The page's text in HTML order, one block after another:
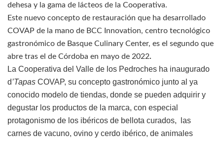
dehesa y la gama de lácteos de la Cooperativa.
Este nuevo concepto de restauración que ha desarrollado
COVAP de la mano de BCC Innovation, centro tecnológico
gastronómico de Basque Culinary Center, es el segundo que
abre tras el de Córdoba en mayo de 2022.
La Cooperativa del Valle de los Pedroches ha inaugurado
d’Tapas COVAP, su concepto gastronómico junto al ya
conocido modelo de tiendas, donde se pueden adquirir y
degustar los productos de la marca, con especial
protagonismo de los ibéricos de bellota curados, las
carnes de vacuno, ovino y cerdo ibérico, de animales